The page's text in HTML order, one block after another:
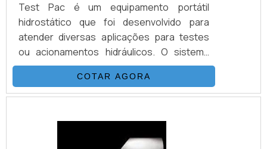
Test Pac é um equipamento portátil
hidrostático que foi desenvolvido para
atender diversas aplicações para testes
ou acionamentos hidráulicos. O sistema
dos equipamentos de teste é composto
basicamente por uma bomba
hidropneumática da Haskel, kit de
tanque inox.A vantagem de obter os
COTAR AGORA